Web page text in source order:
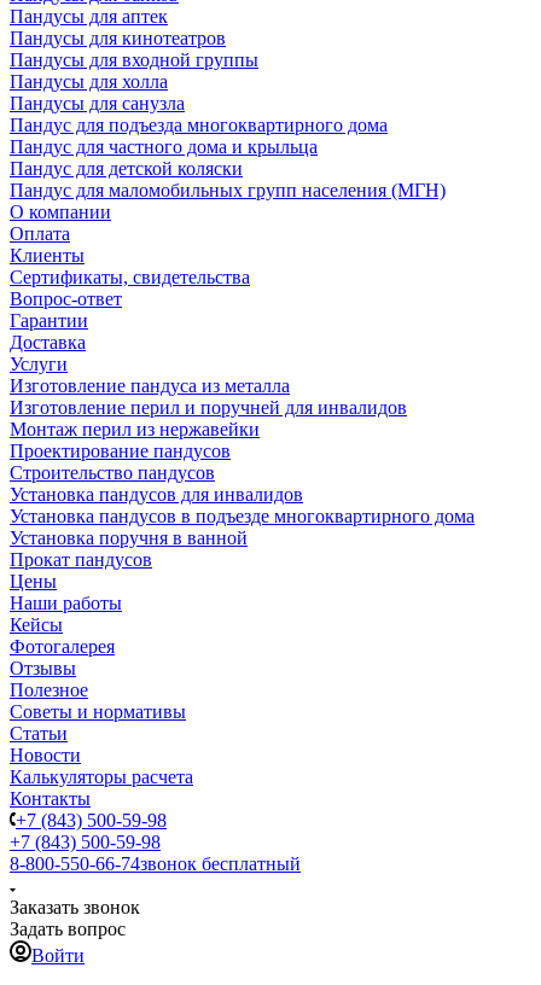
Пандусы для аптек
Пандусы для кинотеатров
Пандусы для входной группы
Пандусы для холла
Пандусы для санузла
Пандус для подъезда многоквартирного дома
Пандус для частного дома и крыльца
Пандус для детской коляски
Пандус для маломобильных групп населения (МГН)
О компании
Оплата
Клиенты
Сертификаты, свидетельства
Вопрос-ответ
Гарантии
Доставка
Услуги
Изготовление пандуса из металла
Изготовление перил и поручней для инвалидов
Монтаж перил из нержавейки
Проектирование пандусов
Строительство пандусов
Установка пандусов для инвалидов
Установка пандусов в подъезде многоквартирного дома
Установка поручня в ванной
Прокат пандусов
Цены
Наши работы
Кейсы
Фотогалерея
Отзывы
Полезное
Советы и нормативы
Статьи
Новости
Калькуляторы расчета
Контакты
+7 (843) 500-59-98
+7 (843) 500-59-98
8-800-550-66-74звонок бесплатный
Заказать звонок
Задать вопрос
Войти